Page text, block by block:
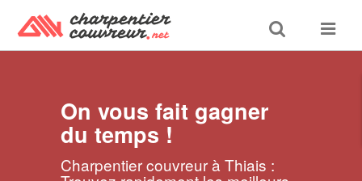
Toggle
search
Toggle
On vous fait gagner
du temps !
Charpentier couvreur à Thiais :